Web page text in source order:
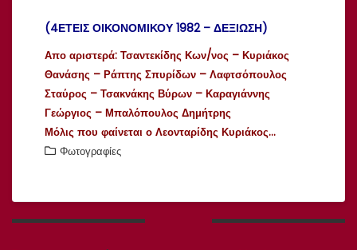
(4ΕΤΕΙΣ ΟΙΚΟΝΟΜΙΚΟΥ 1982 – ΔΕΞΙΩΣΗ)
Απο αριστερά: Τσαντεκίδης Κων/νος – Κυριάκος
Θανάσης – Ράπτης Σπυρίδων – Λαφτσόπουλος
Σταύρος – Τσακνάκης Βύρων – Καραγιάννης
Γεώργιος – Μπαλόπουλος Δημήτρης
Μόλις που φαίνεται ο Λεονταρίδης Κυριάκος…
Φωτογραφίες
Πλοήγηση